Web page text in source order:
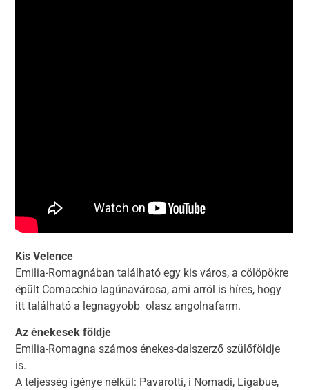
Kis Velence
Emilia-Romagnában található egy kis város, a cölöpökre
épült Comacchio lagúnavárosa, ami arról is híres, hogy
itt található a legnagyobb olasz angolnafarm.
Az énekesek földje
Emilia-Romagna számos énekes-dalszerző szülőföldje
is.
A teljesség igénye nélkül: Pavarotti, i Nomadi, Ligabue,